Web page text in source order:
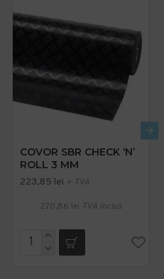
COVOR SBR CHECK ‘N’
ROLL 3 MM
223,85 lei + TVA
270,86 lei TVA inclus